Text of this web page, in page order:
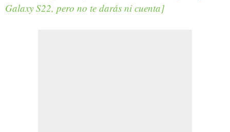
Galaxy S22, pero no te darás ni cuenta]